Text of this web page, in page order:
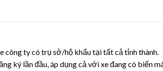
công ty có trụ sở/hộ khẩu tại tất cả tỉnh thành.
ký lần đầu, áp dụng cả với xe đang có biển